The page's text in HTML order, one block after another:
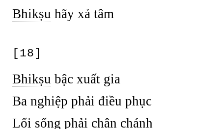
Bhikṣu hãy xả tâm
[18]
Bhikṣu bậc xuất gia
Ba nghiệp phải điều phục
Lối sống phải chân chánh